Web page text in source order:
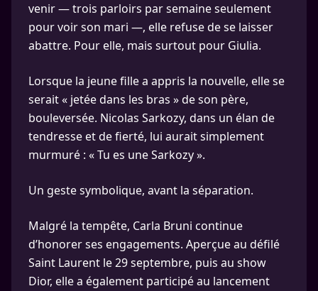
venir — trois parloirs par semaine seulement
pour voir son mari —, elle refuse de se laisser
abattre. Pour elle, mais surtout pour Giulia.
Lorsque la jeune fille a appris la nouvelle, elle se
serait « jetée dans les bras » de son père,
bouleversée. Nicolas Sarkozy, dans un élan de
tendresse et de fierté, lui aurait simplement
murmuré : « Tu es une Sarkozy ».
Un geste symbolique, avant la séparation.
Malgré la tempête, Carla Bruni continue
d’honorer ses engagements. Aperçue au défilé
Saint Laurent le 29 septembre, puis au show
Dior, elle a également participé au lancement